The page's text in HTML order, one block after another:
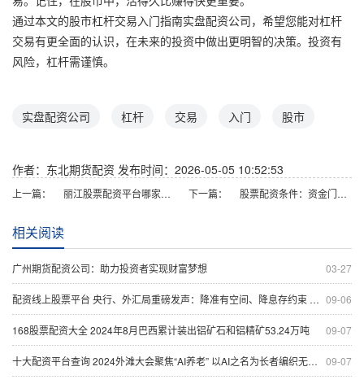
通过本文的股市杠杆交易入门指南实盘配资公司，希望您能对杠杆
交易有更全面的认识，在未来的投资中做出更明智的决策。投资有
风险，杠杆需谨慎。
实盘配资公司 杠杆 交易 入门 股市
作者：东北期货配资 发布时间：2026-05-05 10:52:53
上一篇： 丽江股票配资平台哪家好？正规安全杠杆炒股服务 下一篇： 股票配资条件：资金门槛、杠杆比例与风控要求详解
相关阅读
03-27
广州期货配资公司：助力投资者实现财富梦想
09-06
配资线上股票平台 央行、外汇局重磅发声：降准有空间、降息存约束 国际收支规模有望继续提升
09-07
168股票配资大全 2024年8月巴西累计装出铝矿石和铝精矿53.24万吨
09-07
十大配资平台查询 2024外滩大会聚焦“AI养老” 以AI之名为长者编织无碍生活网